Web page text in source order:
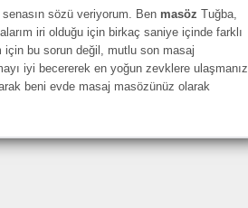
sözü veriyorum. Ben masöz Tuğba,
iri olduğu için birkaç saniye içinde farklı
için bu sorun değil, mutlu son masaj
iyi becererek en yoğun zevklere ulaşmanız
beni evde masaj masözünüz olarak